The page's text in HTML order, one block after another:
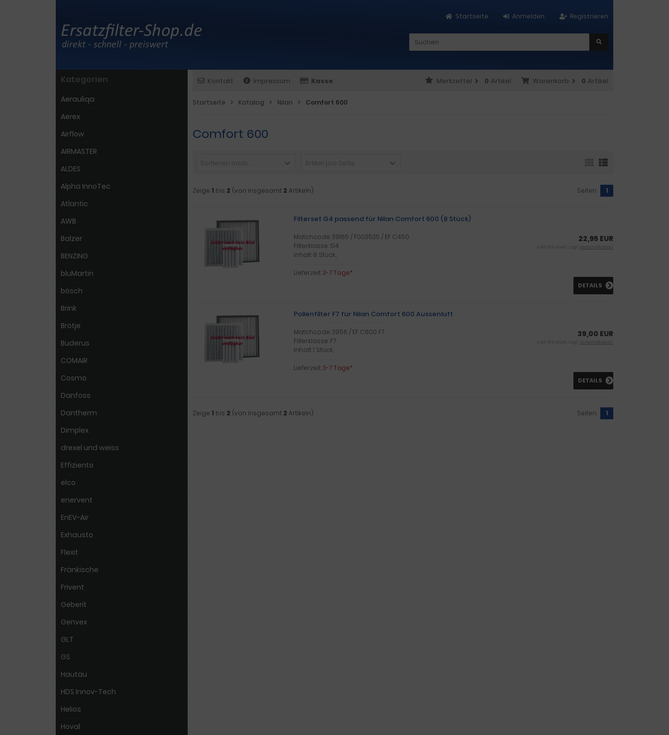
Registrieren
Anmelden
Startseite
Kontakt Impressum Kasse Warenkorb 0 Artikel
Merkzettel 0 Artikel
Startseite Katalog Nilan Comfort 600
Comfort 600
Sortieren nach ... Artikel pro Seite
Zeige 1 bis 2 (von insgesamt 2 Artikeln) Seiten: 1
Filterset G4 passend für Nilan Comfort 600 (8 Stück)
Matchcode: 39165 / F003535 / EF C450
Filterklasse: G4
Inhalt: 8 Stück,
Lieferzeit:3-7 Tage*
22,95 EUR
inkl. 19 % MwSt. zzgl. Versandkosten
DETAILS
Pollenfilter F7 für Nilan Comfort 600 Aussenluft
Matchcode: 3956 / EF C600 F7
Filterklasse: F7
Inhalt: 1 Stück,
Lieferzeit:3-7 Tage*
39,00 EUR
inkl. 19 % MwSt. zzgl. Versandkosten
DETAILS
Zeige 1 bis 2 (von insgesamt 2 Artikeln) Seiten: 1
Kategorien
Aerauliqa
Aerex
Airflow
AIRMASTER
ALDES
Alpha InnoTec
Atlantic
AWB
Balzer
BENZING
bluMartin
bösch
Brink
Brötje
Buderus
COMAIR
Cosmo
Danfoss
Dantherm
Dimplex
drexel und weiss
Effiziento
elco
enervent
EnEV-Air
Exhausto
Flexit
Fränkische
Frivent
Geberit
Genvex
GLT
GS
Hautau
HDS Innov-Tech
Helios
Hoval